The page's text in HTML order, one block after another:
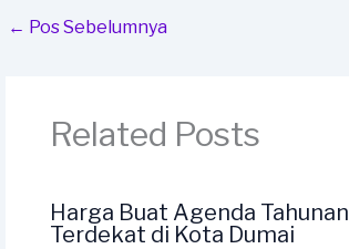
← Pos Sebelumnya
Related Posts
Harga Buat Agenda Tahunan
Terdekat di Kota Dumai